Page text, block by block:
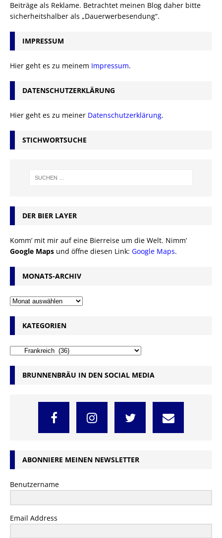
Beiträge als Reklame. Betrachtet meinen Blog daher bitte
sicherheitshalber als „Dauerwerbesendung“.
IMPRESSUM
Hier geht es zu meinem Impressum.
DATENSCHUTZERKLÄRUNG
Hier geht es zu meiner Datenschutzerklärung.
STICHWORTSUCHE
DER BIER LAYER
Komm’ mit mir auf eine Bierreise um die Welt. Nimm’
Google Maps und öffne diesen Link: Google Maps.
MONATS-ARCHIV
KATEGORIEN
BRUNNENBRÄU IN DEN SOCIAL MEDIA
ABONNIERE MEINEN NEWSLETTER
Benutzername
Email Address